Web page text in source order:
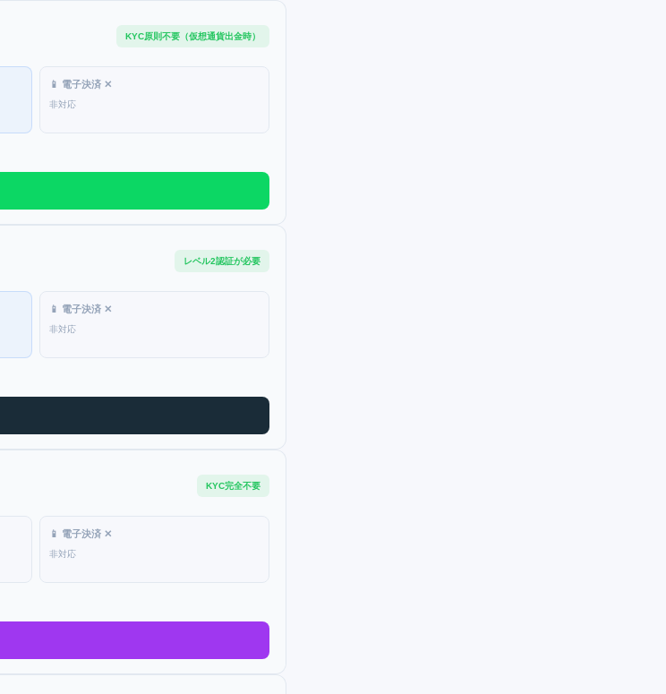
KYC原則不要（仮想通貨出金時）
📱 電子決済 ✕
非対応
レベル2認証が必要
📱 電子決済 ✕
非対応
KYC完全不要
📱 電子決済 ✕
非対応